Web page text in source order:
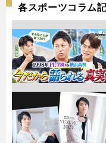
各スポーツコラム